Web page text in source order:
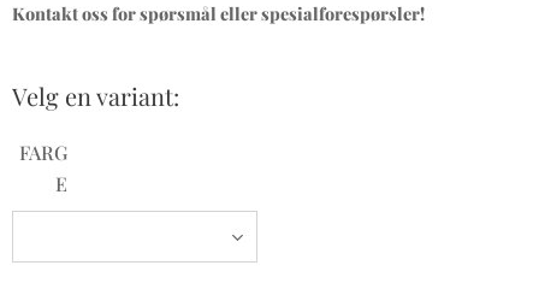
Kontakt oss for spørsmål eller spesialforespørsler!
Velg en variant:
FARG
E